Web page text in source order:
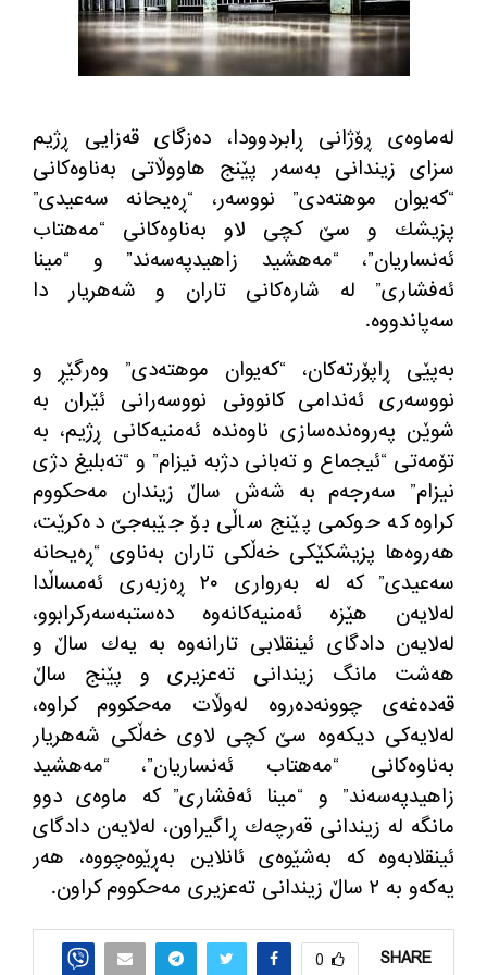
له‌ماوه‌ی ڕۆژانی ڕابردوودا، ده‌زگای قه‌زایی ڕژیم
سزای زیندانی به‌سه‌ر پێنج هاووڵاتی به‌ناوه‌كانی
“كه‌یوان موهته‌دی” نووسه‌ر، “ڕه‌یحانه سه‌عیدی”
پزیشك و سێ كچی لاو به‌ناوه‌كانی “مه‌هتاب
ئه‌نساریان”، “مه‌هشید زاهیدپه‌سه‌ند” و “مینا
ئه‌فشاری” له‌ شاره‌كانی تاران و شه‌هریار دا
سه‌پاندووه‌.
به‌پێی ڕاپۆرته‌كان، “كه‌یوان موهته‌دی” وه‌رگێڕ و
نووسه‌ری ئه‌ندامی كانوونی نووسه‌رانی ئێران به‌
شوێن په‌روه‌نده‌سازی ناوه‌نده‌ ئه‌منیه‌كانی ڕژیم، به‌
تۆمه‌تی “ئیجماع و ته‌بانی دژبه‌ نیزام” و “ته‌بلیغ دژی
نیزام” سه‌رجه‌م به‌ شه‌ش ساڵ زیندان مه‌حكووم
كراوه‌ كه‌ حوكمی پێنج ساڵی بۆ جێبه‌جێ ده‌كرێت،
هه‌روه‌ها پزیشكێكی خه‌ڵكی تاران به‌ناوی “ڕه‌یحانه
سه‌عیدی” كه‌ له‌ به‌رواری ٢٠ ڕه‌زبه‌ری ئه‌مساڵدا
له‌لایه‌ن هێزه‌ ئه‌منیه‌كانه‌وه‌ ده‌ستبه‌سه‌ركرابوو،
له‌لایه‌ن دادگای ئینقلابی تارانه‌وه‌ به‌ یه‌ك ساڵ و
هه‌شت مانگ زیندانی ته‌عزیری و پێنج ساڵ
قه‌ده‌غه‌ی چوونه‌ده‌روه‌ له‌وڵات مه‌حكووم كراوه‌،
له‌لایه‌كی دیكه‌وه‌ سێ كچی لاوی خه‌ڵكی شه‌هریار
به‌ناوه‌كانی “مه‌هتاب ئه‌نساریان”، “مه‌هشید
زاهیدپه‌سه‌ند” و “مینا ئه‌فشاری” كه‌ ماوه‌ی دوو
مانگه‌ له‌ زیندانی قه‌رچه‌ك ڕاگیراون، له‌لایه‌ن دادگای
ئینقلابه‌وه كه‌ به‌شێوه‌ی ئانلاین به‌ڕێوه‌چووه‌،‌ هه‌ر
یه‌كه‌و به‌ ٢ ساڵ زیندانی ته‌عزیری مه‌حكووم كراون.
SHARE
0